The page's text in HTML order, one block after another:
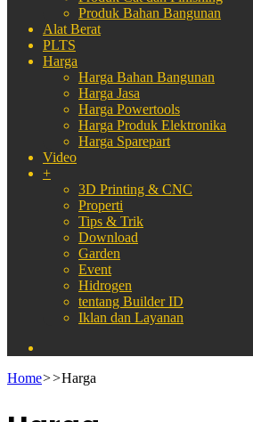
Produk Bahan Bangunan
Alat Berat
PLTS
Harga
Harga Bahan Bangunan
Harga Jasa
Harga Powertools
Harga Produk Elektronika
Harga Sparepart
Video
+
3D Printing & CNC
Properti
Tips & Trik
Download
Garden
Event
Hidrogen
tentang Builder ID
Iklan dan Layanan
Home>>Harga